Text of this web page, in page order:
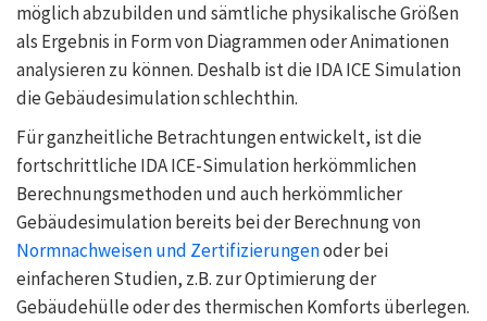
möglich abzubilden und sämtliche physikalische Größen
als Ergebnis in Form von Diagrammen oder Animationen
analysieren zu können. Deshalb ist die IDA ICE Simulation
die Gebäudesimulation schlechthin.
Für ganzheitliche Betrachtungen entwickelt, ist die
fortschrittliche IDA ICE-Simulation herkömmlichen
Berechnungsmethoden und auch herkömmlicher
Gebäudesimulation bereits bei der Berechnung von
Normnachweisen und Zertifizierungenoder bei
einfacheren Studien, z.B. zur Optimierung der
Gebäudehülle oder des thermischen Komforts überlegen.